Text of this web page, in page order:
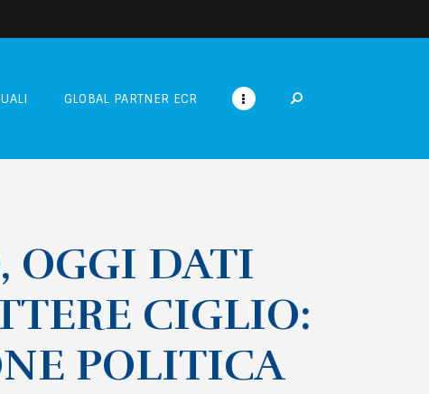
GLOBAL PARTNER ECR
OGGI DATI
CIGLIO:
POLITICA